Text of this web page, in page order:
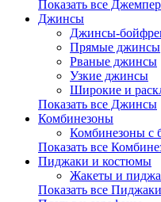
Показать все
Джинсы
Джинсы-
Прямые джинсы
Рваные джинсы
Узкие джинсы
Широкие и
Показать все Джинсы
Комбинезоны
Комбинезоны с
Показать все
Пиджаки и костюмы
Жакеты и
Показать все